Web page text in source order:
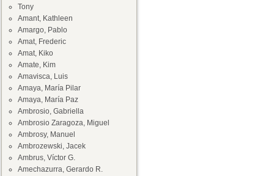
Tony
Amant, Kathleen
Amargo, Pablo
Amat, Frederic
Amat, Kiko
Amate, Kim
Amavisca, Luis
Amaya, María Pilar
Amaya, María Paz
Ambrosio, Gabriella
Ambrosio Zaragoza, Miguel
Ambrosy, Manuel
Ambrozewski, Jacek
Ambrus, Víctor G.
Amechazurra, Gerardo R.